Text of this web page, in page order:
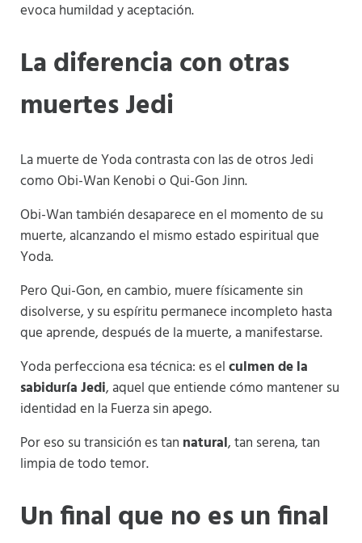
evoca humildad y aceptación.
La diferencia con otras
muertes Jedi
La muerte de Yoda contrasta con las de otros Jedi
como Obi-Wan Kenobi o Qui-Gon Jinn.
Obi-Wan también desaparece en el momento de su
muerte, alcanzando el mismo estado espiritual que
Yoda.
Pero Qui-Gon, en cambio, muere físicamente sin
disolverse, y su espíritu permanece incompleto hasta
que aprende, después de la muerte, a manifestarse.
Yoda perfecciona esa técnica: es elculmen de la
sabiduría Jedi, aquel que entiende cómo mantener su
identidad en la Fuerza sin apego.
Por eso su transición es tan natural, tan serena, tan
limpia de todo temor.
Un final que no es un final